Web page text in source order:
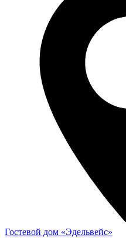
Гостевой дом «Эдельвейс»